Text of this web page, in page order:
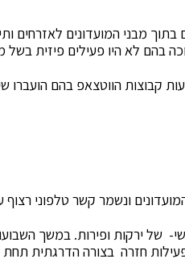
מבני המועדונים לאזרחים
בהם לא היו פעילים פיזית בשל
קבוצות הווטצאפ בהם הועברו
ונשמר קשר טלפוני
של ירקות ופירות. במשך
חזרה בצורה הדרגתית